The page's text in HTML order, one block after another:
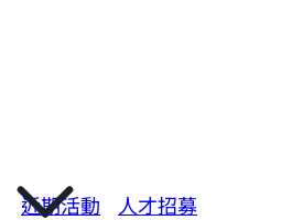
近期活動 人才招募